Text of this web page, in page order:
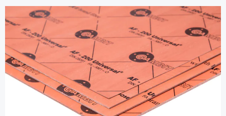
Přeskočit
na
konec
galerie
s
obrázky